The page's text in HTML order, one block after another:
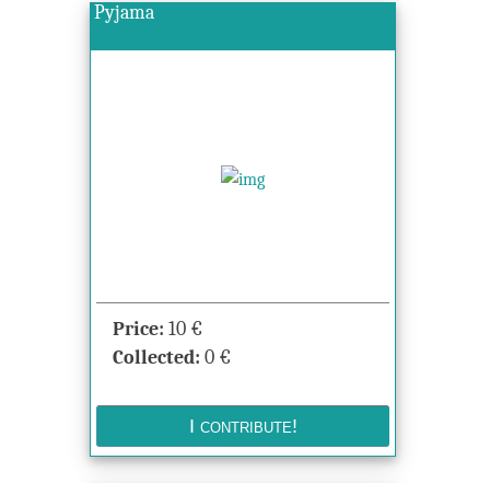
Pyjama
Price: 10 €
Collected: 0 €